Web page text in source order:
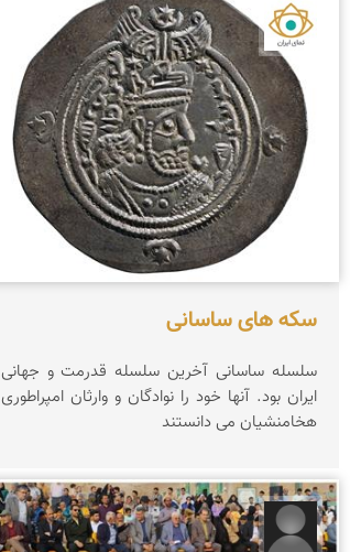
نمای ایران
سکه های ساسانی
سلسله ساسانی آخرین سلسله قدرمت و جهانی
ایران بود. آنها خود را نوادگان و وارثان امپراطوری
هخامنشیان می دانستند
رضا قربانی